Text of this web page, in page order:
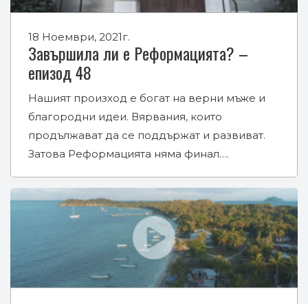
18 Ноември, 2021г.
Завършила ли е Реформацията? –
епизод 48
Нашият произход е богат на верни мъже и
благородни идеи. Вярвания, които
продължават да се поддържат и развиват.
Затова Реформацията няма финал….